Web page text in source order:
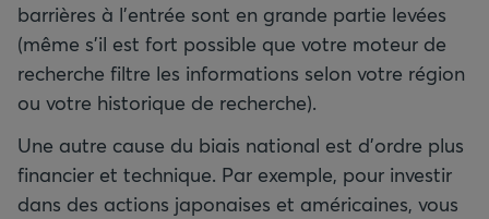
barrières à l’entrée sont en grande partie levées
(même s’il est fort possible que votre moteur de
recherche filtre les informations selon votre région
ou votre historique de recherche).
Une autre cause du biais national est d’ordre plus
financier et technique. Par exemple, pour investir
dans des actions japonaises et américaines, vous